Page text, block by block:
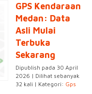
GPS Kendaraan
Medan: Data
Asli Mulai
Terbuka
Sekarang
Dipublish pada 30 April
2026 | Dilihat sebanyak
32 kali | Kategori: Gps